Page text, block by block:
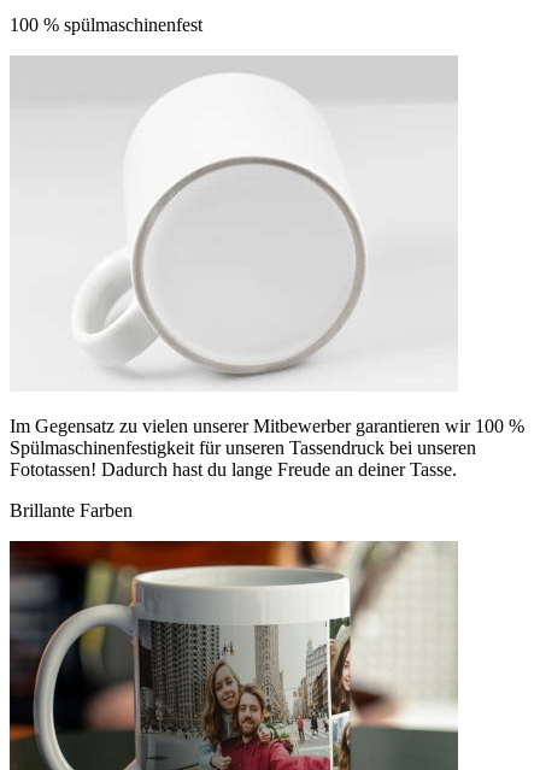
100 % spülmaschinenfest
Im Gegensatz zu vielen unserer Mitbewerber garantieren wir 100 %
Spülmaschinenfestigkeit für unseren Tassendruck bei unseren
Fototassen! Dadurch hast du lange Freude an deiner Tasse.
Brillante Farben